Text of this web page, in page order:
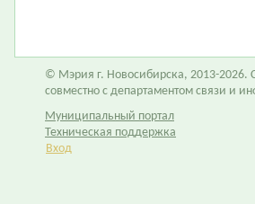
© Мэрия г. Новосибирска, 2013-2026.
совместно с департаментом связи и
Муниципальный портал
Техническая поддержка
Вход